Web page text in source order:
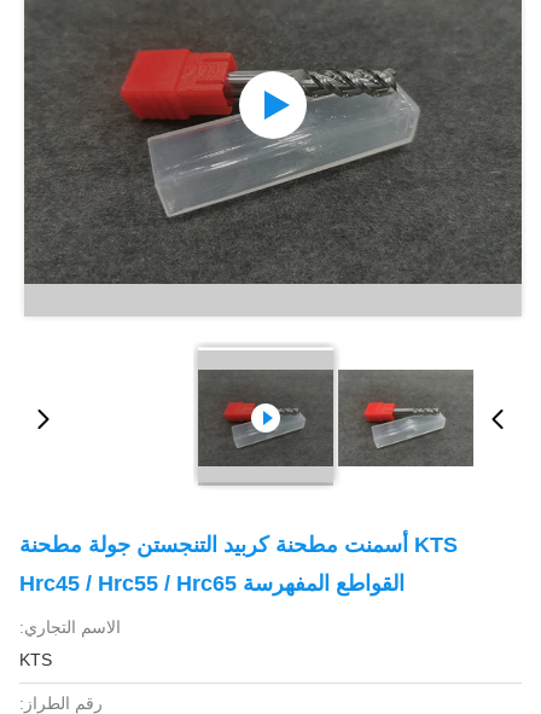
KTS أسمنت مطحنة كربيد التنجستن جولة مطحنة
القواطع المفهرسة Hrc45 / Hrc55 / Hrc65
الاسم التجاري:
KTS
رقم الطراز: